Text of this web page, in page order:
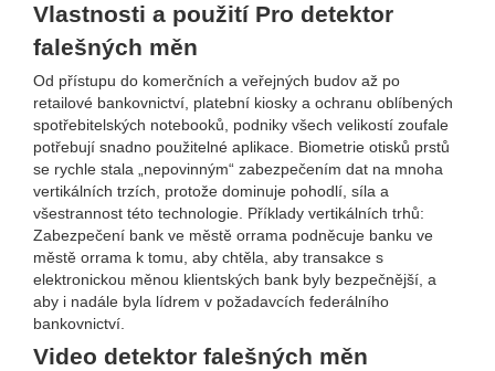
Vlastnosti a použití Pro detektor
falešných měn
Od přístupu do komerčních a veřejných budov až po
retailové bankovnictví, platební kiosky a ochranu oblíbených
spotřebitelských notebooků, podniky všech velikostí zoufale
potřebují snadno použitelné aplikace. Biometrie otisků prstů
se rychle stala „nepovinným“ zabezpečením dat na mnoha
vertikálních trzích, protože dominuje pohodlí, síla a
všestrannost této technologie. Příklady vertikálních trhů:
Zabezpečení bank ve městě orrama podněcuje banku ve
městě orrama k tomu, aby chtěla, aby transakce s
elektronickou měnou klientských bank byly bezpečnější, a
aby i nadále byla lídrem v požadavcích federálního
bankovnictví.
Video detektor falešných měn